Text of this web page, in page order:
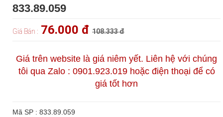
833.89.059
Giá Bán : 76.000 đ 108.333 đ
Giá trên website là giá niêm yết. Liên hệ với chúng
tôi qua Zalo : 0901.923.019 hoặc điện thoại để có
giá tốt hơn
Mã SP : 833.89.059